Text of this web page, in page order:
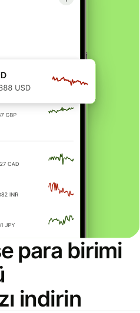
para birimi
indirin